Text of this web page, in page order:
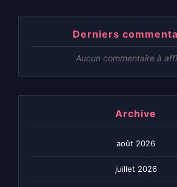
Derniers
Aucun commentaire à
Archive
août 2026
juillet 2026